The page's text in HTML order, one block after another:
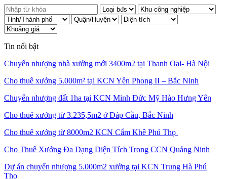
Tin nổi bật
Chuyển nhượng nhà xưởng mới 3400m2 tại Thanh Oai- Hà Nội
Cho thuê xưởng 5.000m² tại KCN Yên Phong II – Bắc Ninh
Chuyển nhượng đất 1ha tại KCN Minh Đức Mỹ Hào Hưng Yên
Cho thuê xưởng từ 3.235,5m2 ở Đáp Cầu, Bắc Ninh
Cho thuê xưởng từ 8000m2 KCN Cẩm Khê Phú Thọ
Cho Thuê Xưởng Đa Dạng Diện Tích Trong CCN Quảng Ninh
Dự án chuyển nhượng 5.000m2 xưởng tại KCN Trung Hà Phú
Thọ